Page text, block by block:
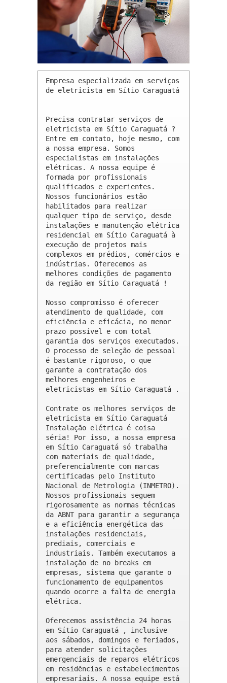
Empresa especializada em serviços
de eletricista em Sítio Caraguatá
Precisa contratar serviços de
eletricista em Sítio Caraguatá ?
Entre em contato, hoje mesmo, com
a nossa empresa. Somos
especialistas em instalações
elétricas. A nossa equipe é
formada por profissionais
qualificados e experientes.
Nossos funcionários estão
habilitados para realizar
qualquer tipo de serviço, desde
instalações e manutenção elétrica
residencial em Sítio Caraguatá à
execução de projetos mais
complexos em prédios, comércios e
indústrias. Oferecemos as
melhores condições de pagamento
da região em Sítio Caraguatá !
Nosso compromisso é oferecer
atendimento de qualidade, com
eficiência e eficácia, no menor
prazo possível e com total
garantia dos serviços executados.
O processo de seleção de pessoal
é bastante rigoroso, o que
garante a contratação dos
melhores engenheiros e
eletricistas em Sítio Caraguatá .
Contrate os melhores serviços de
eletricista em Sítio Caraguatá
Instalação elétrica é coisa
séria! Por isso, a nossa empresa
em Sítio Caraguatá só trabalha
com materiais de qualidade,
preferencialmente com marcas
certificadas pelo Instituto
Nacional de Metrologia (INMETRO).
Nossos profissionais seguem
rigorosamente as normas técnicas
da ABNT para garantir a segurança
e a eficiência energética das
instalações residenciais,
prediais, comerciais e
industriais. Também executamos a
instalação de no breaks em
empresas, sistema que garante o
funcionamento de equipamentos
quando ocorre a falta de energia
elétrica.
Oferecemos assistência 24 horas
em Sítio Caraguatá , inclusive
aos sábados, domingos e feriados,
para atender solicitações
emergenciais de reparos elétricos
em residências e estabelecimentos
empresariais. A nossa equipe está